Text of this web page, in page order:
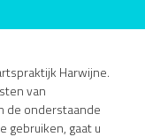
Harwijne.
van
de onderstaande
gebruiken, gaat u